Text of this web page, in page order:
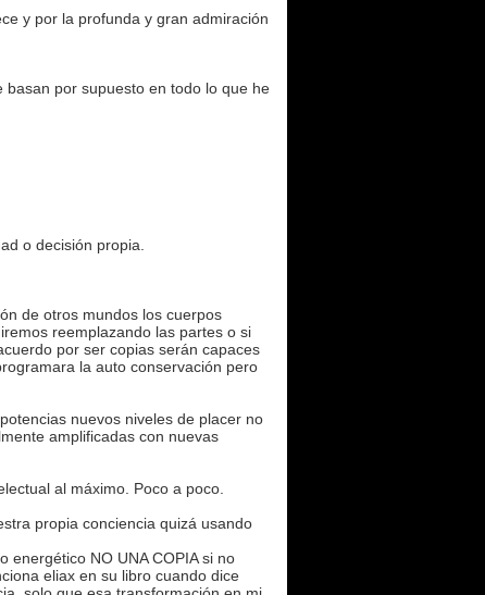
y por la profunda y gran admiración
por supuesto en todo lo que he
o decisión propia.
de otros mundos los cuerpos
reemplazando las partes o si
por ser copias serán capaces
la auto conservación pero
nuevos niveles de placer no
amplificadas con nuevas
al máximo. Poco a poco.
propia conciencia quizá usando
energético NO UNA COPIA si no
eliax en su libro cuando dice